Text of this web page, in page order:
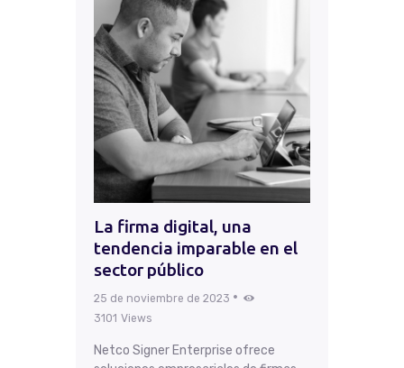
La firma digital, una
tendencia imparable en el
sector público
25 de noviembre de 2023
3101 Views
Netco Signer Enterprise ofrece